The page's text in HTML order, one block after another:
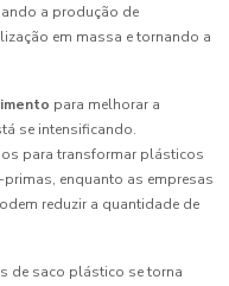
a produção de
em massa e tornando a
para melhorar a
se intensificando.
para transformar plásticos
enquanto as empresas
reduzir a quantidade de
de saco plástico se torna